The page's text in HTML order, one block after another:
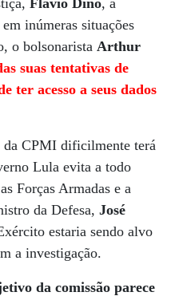
Flávio Dino, a
inúmeras situações
o bolsonarista Arthur
suas tentativas de
ter acesso a seus dados
da CPMI dificilmente terá
Lula evita a todo
Forças Armadas e a
da Defesa, José
estaria sendo alvo
a investigação.
da comissão parece